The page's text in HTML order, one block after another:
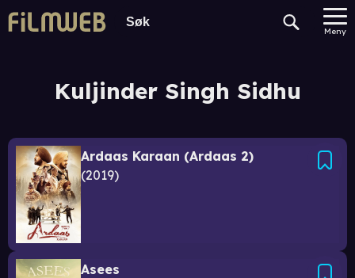
Meny
Kuljinder Singh Sidhu
Ardaas Karaan (Ardaas 2)
2019
Asees